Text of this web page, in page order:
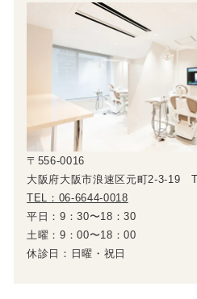
〒556-0016
大阪府大阪市浪速区元町2-3-19
TEL：06-6644-0018
平日：9：30〜18：30
土曜：9：00〜18：00
休診日：日曜・祝日